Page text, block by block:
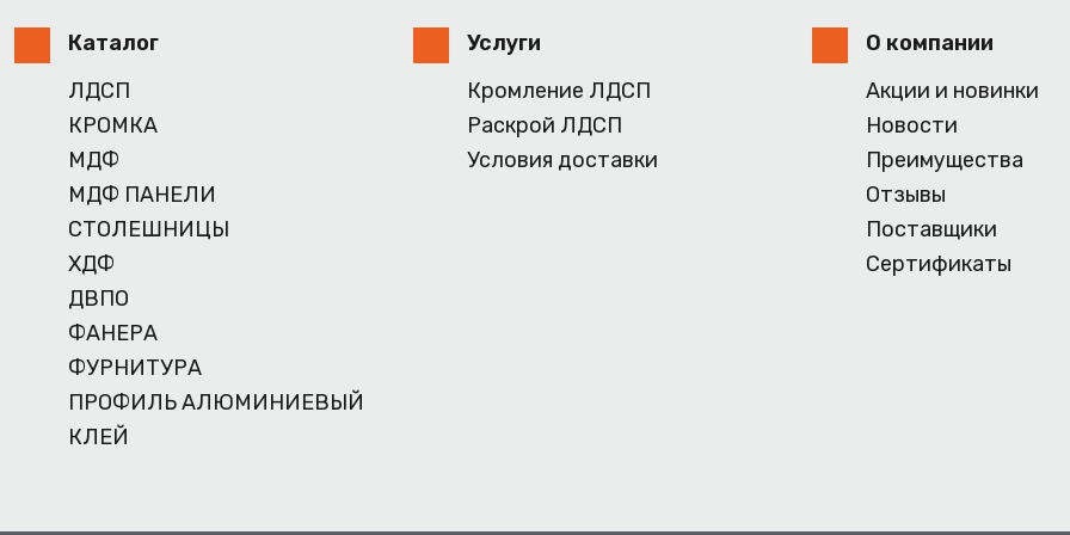
Каталог
ЛДСП
КРОМКА
МДФ
МДФ ПАНЕЛИ
СТОЛЕШНИЦЫ
ХДФ
ДВПО
ФАНЕРА
ФУРНИТУРА
ПРОФИЛЬ АЛЮМИНИЕВЫЙ
КЛЕЙ
Услуги
Кромление ЛДСП
Раскрой ЛДСП
Условия доставки
О компании
Акции и новинки
Новости
Преимущества
Отзывы
Поставщики
Сертификаты